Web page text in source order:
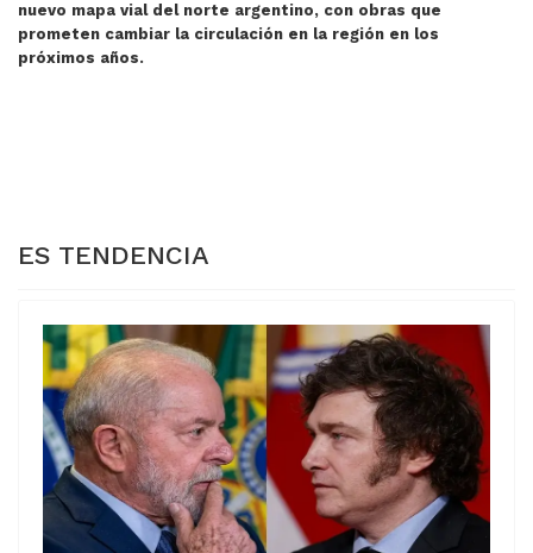
nuevo mapa vial del norte argentino, con obras que
prometen cambiar la circulación en la región en los
próximos años.
ES TENDENCIA